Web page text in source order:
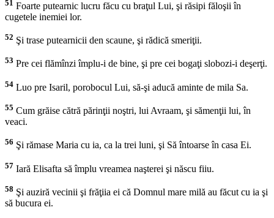
51 Foarte putearnic lucru făcu cu braţul Lui, şi răsipi făloşii în
cugetele inemiei lor.
52 Şi trase putearnicii den scaune, şi rădică smeriţii.
53 Pre cei flămînzi împlu-i de bine, şi pre cei bogaţi slobozi-i deşerţi.
54 Luo pre Isaril, porobocul Lui, să-şi aducă aminte de mila Sa.
55 Cum grăise cătră părinţii noştri, lui Avraam, şi sămenţii lui, în
veaci.
56 Şi rămase Maria cu ia, ca la trei luni, şi Să întoarse în casa Ei.
57 Iară Elisafta să împlu vreamea naşterei şi născu fiiu.
58 Şi auziră vecinii şi frăţiia ei că Domnul mare milă au făcut cu ia şi
să bucura ei.